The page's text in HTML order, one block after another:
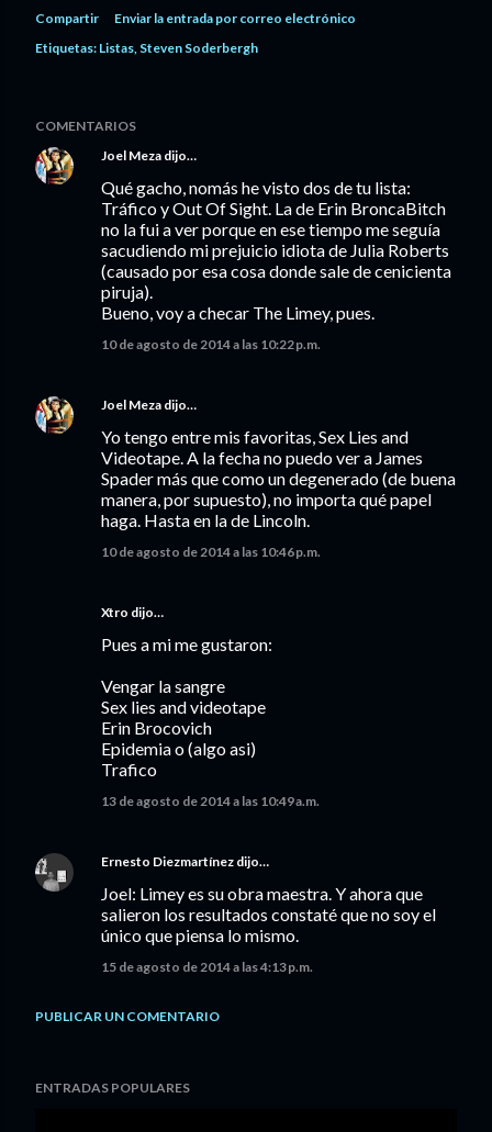
Compartir
Enviar la entrada por correo electrónico
Etiquetas: Listas Steven Soderbergh
COMENTARIOS
Joel Meza dijo…
Qué gacho, nomás he visto dos de tu lista:
Tráfico y Out Of Sight. La de Erin BroncaBitch
no la fui a ver porque en ese tiempo me seguía
sacudiendo mi prejuicio idiota de Julia Roberts
(causado por esa cosa donde sale de cenicienta
piruja).
Bueno, voy a checar The Limey, pues.
10 de agosto de 2014 a las 10:22 p.m.
Joel Meza dijo…
Yo tengo entre mis favoritas, Sex Lies and
Videotape. A la fecha no puedo ver a James
Spader más que como un degenerado (de buena
manera, por supuesto), no importa qué papel
haga. Hasta en la de Lincoln.
10 de agosto de 2014 a las 10:46 p.m.
Xtro dijo…
Pues a mi me gustaron:
Vengar la sangre
Sex lies and videotape
Erin Brocovich
Epidemia o (algo asi)
Trafico
13 de agosto de 2014 a las 10:49 a.m.
Ernesto Diezmartínez dijo…
Joel: Limey es su obra maestra. Y ahora que
salieron los resultados constaté que no soy el
único que piensa lo mismo.
15 de agosto de 2014 a las 4:13 p.m.
PUBLICAR UN COMENTARIO
ENTRADAS POPULARES